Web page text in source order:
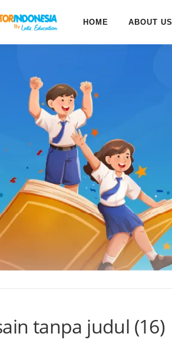
HOME ABOUT US
tanpa judul (16)